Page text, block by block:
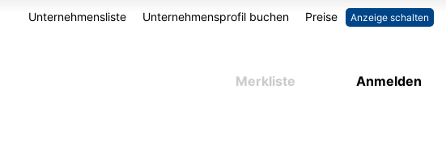
Anzeige schalten
Unternehmensliste Unternehmensprofil buchen Preise
Anmelden
Merkliste